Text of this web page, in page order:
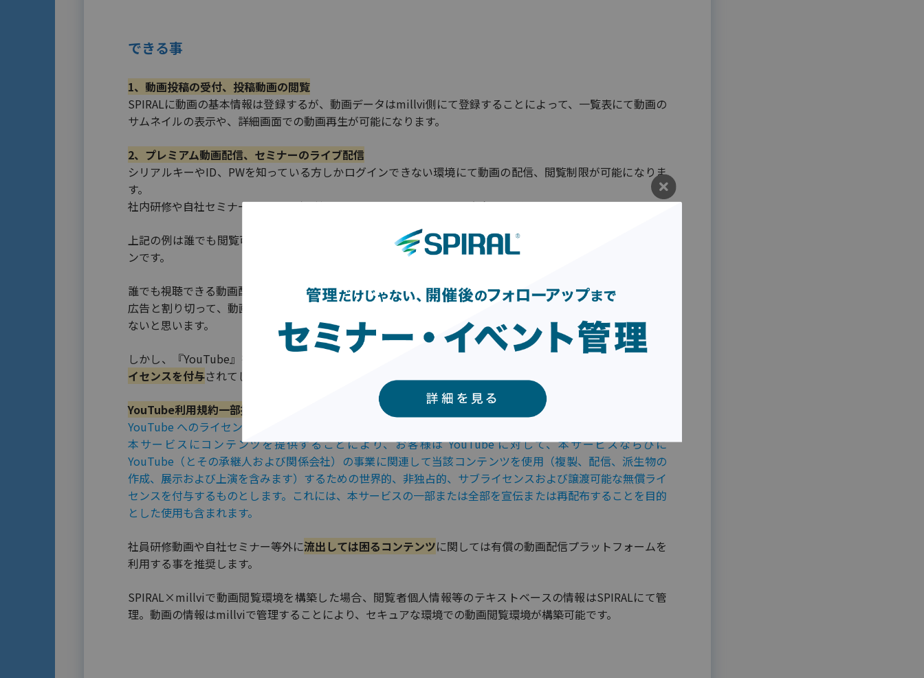
できる事
1、動画投稿の受付、投稿動画の閲覧
SPIRALに動画の基本情報は登録するが、動画データはmillvi側にて登録することによって、一覧表にて動画の
サムネイルの表示や、詳細画面での動画再生が可能になります。
2、プレミアム動画配信、セミナーのライブ配信
シリアルキーやID、PWを知っている方しかログインできない環境にて動画の配信、閲覧制限が可能になりま
す。
社内研修や自社セミナーをクローズ環境かつオンラインにて行いたい方向けのデモになります。
上記の例は誰でも閲覧可能な『 』と、一部の方しか閲覧できない『 クローズド環境
ンです。
誰でも視聴できる動画配信ですと『YouTube』を思い浮かべる方が多いかと思います。
広告と割り切って、動画の配信をお考えでしたら、無料で誰でも投稿、閲覧が可能な『YouTube』でも問題
ないと思います。
しかし、『YouTube』を利用する場合、アップロードした動画すべて
Google社関連会社に譲渡可能な無料ラ
イセンスを付与されてしまいますので、再配布等もされてしまう可能性がある点には注意が必要です。
YouTube利用規約一部抜粋
YouTube へのライセンス付与
本サービスにコンテンツを提供することにより、お客様は YouTube に対して、本サービスならびに
YouTube（とその承継人および関係会社）の事業に関連して当該コンテンツを使用（複製、配信、派生物の
作成、展示および上演を含みます）するための世界的、非独占的、サブライセンスおよび譲渡可能な無償ライ
センスを付与するものとします。これには、本サービスの一部または全部を宣伝または再配布することを目的
とした使用も含まれます。
社員研修動画や自社セミナー等外に流出しては困るコンテンツに関しては有償の動画配信プラットフォームを
利用する事を推奨します。
SPIRAL×millviで動画閲覧環境を構築した場合、閲覧者個人情報等のテキストベースの情報はSPIRALにて管
理。動画の情報はmillviで管理することにより、セキュアな環境での動画閲覧環境が構築可能です。